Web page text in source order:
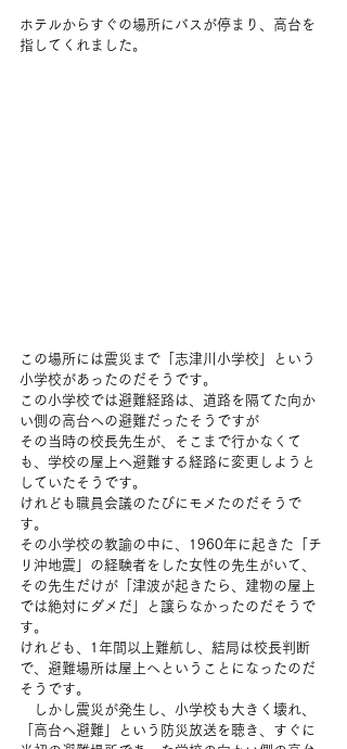
ホテルからすぐの場所にバスが停まり、高台を
指してくれました。
この場所には震災まで「志津川小学校」という
小学校があったのだそうです。
この小学校では避難経路は、道路を隔てた向か
い側の高台への避難だったそうですが
その当時の校長先生が、そこまで行かなくて
も、学校の屋上へ避難する経路に変更しようと
していたそうです。
けれども職員会議のたびにモメたのだそうで
す。
その小学校の教諭の中に、1960年に起きた「チ
リ沖地震」の経験者をした女性の先生がいて、
その先生だけが「津波が起きたら、建物の屋上
では絶対にダメだ」と譲らなかったのだそうで
す。
けれども、1年間以上難航し、結局は校長判断
で、避難場所は屋上へということになったのだ
そうです。
しかし震災が発生し、小学校も大きく壊れ、
「高台へ避難」という防災放送を聴き、すぐに